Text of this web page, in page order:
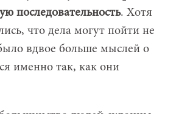
последовательность. Хотя
что дела могут пойти не
вдвое больше мыслей о
именно так, как они